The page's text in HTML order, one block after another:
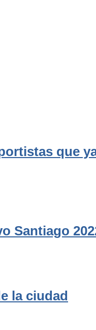
que
Santiago
la ciudad